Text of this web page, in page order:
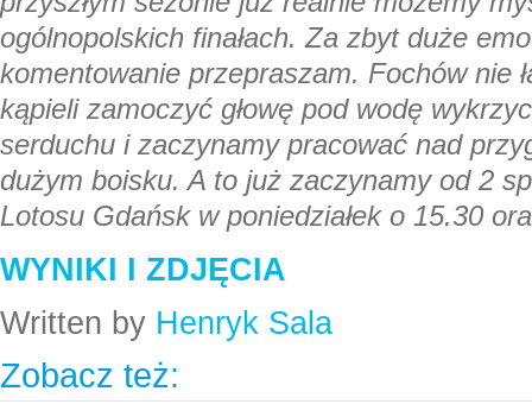
ogólnopolskich finałach. Za zbyt duże
komentowanie przepraszam. Fochów nie
kąpieli zamoczyć głowę pod wodę
serduchu i zaczynamy pracować nad
dużym boisku. A to już zaczynamy od 2
Lotosu Gdańsk w poniedziałek o 15.30
WYNIKI I ZDJĘCIA
Written by Henryk Sala
Zobacz też: